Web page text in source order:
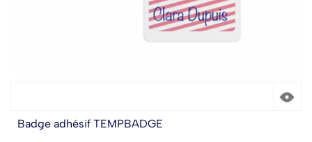
Badge adhésif TEMPBADGE